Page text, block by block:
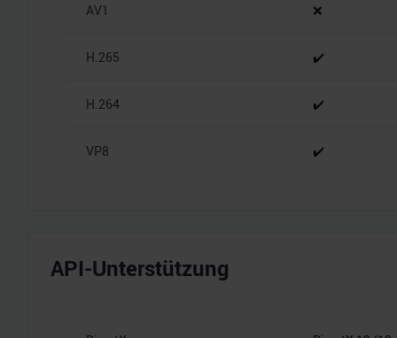
AV1 ❌
H.265 ✔️
H.264 ✔️
VP8 ✔️
API-Unterstützung